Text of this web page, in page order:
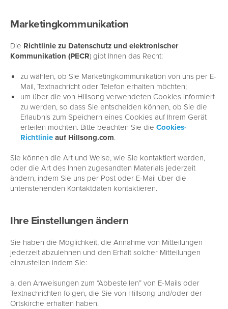
Marketingkommunikation
Die Richtlinie zu Datenschutz und elektronischer
Kommunikation (PECR) gibt Ihnen das Recht:
zu wählen, ob Sie Marketingkommunikation von uns per E-
Mail, Textnachricht oder Telefon erhalten möchten;
um über die von Hillsong verwendeten Cookies informiert
zu werden, so dass Sie entscheiden können, ob Sie die
Erlaubnis zum Speichern eines Cookies auf Ihrem Gerät
erteilen möchten. Bitte beachten Sie die Cookies-
Richtlinieauf Hillsong.com.
Sie können die Art und Weise, wie Sie kontaktiert werden,
oder die Art des Ihnen zugesandten Materials jederzeit
ändern, indem Sie uns per Post oder E-Mail über die
untenstehenden Kontaktdaten kontaktieren.
Ihre Einstellungen ändern
Sie haben die Möglichkeit, die Annahme von Mitteilungen
jederzeit abzulehnen und den Erhalt solcher Mitteilungen
einzustellen indem Sie:
a. den Anweisungen zum “Abbestellen” von E-Mails oder
Textnachrichten folgen, die Sie von Hillsong und/oder der
Ortskirche erhalten haben.